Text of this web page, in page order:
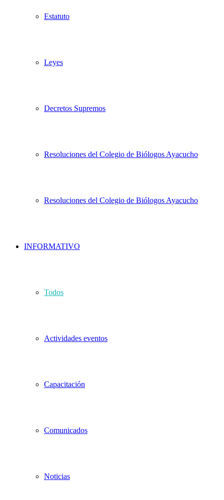
Estatuto
Leyes
Decretos Supremos
Resoluciones del Colegio de Biólogos Ayacucho
Resoluciones del Colegio de Biólogos Ayacucho
INFORMATIVO
Todos
Actividades eventos
Capacitación
Comunicados
Noticias